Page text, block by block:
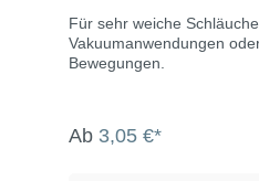
Für sehr weiche
Vakuumanwendungen
Bewegungen.
Ab 3,05 €*